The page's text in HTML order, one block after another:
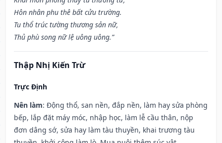
Hôn nhân phu thê bất cửu trường.
Tu thổ trúc tường thương sản nữ,
Thủ phù song nữ lệ uông uông.”
Thập Nhị Kiến Trừ
Trực Định
Nên làm: Động thổ, san nền, đắp nền, làm hay sửa phòng
bếp, lắp đặt máy móc, nhập học, làm lễ cầu thân, nộp
đơn dâng sớ, sửa hay làm tàu thuyền, khai trương tàu